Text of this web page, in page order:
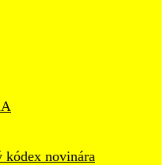
kódex novinára